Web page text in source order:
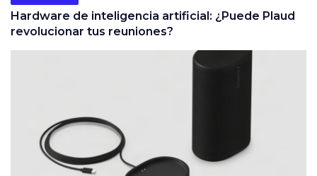
Hardware de inteligencia artificial: ¿Puede Plaud
revolucionar tus reuniones?